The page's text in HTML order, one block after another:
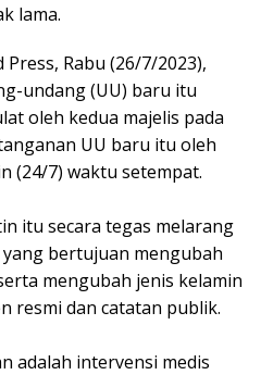
lama.
Rabu (26/7/2023),
undang (UU) baru itu
oleh kedua majelis pada
UU baru itu oleh
(24/7) waktu setempat.
itu secara tegas melarang
yang bertujuan mengubah
mengubah jenis kelamin
resmi dan catatan publik.
adalah intervensi medis